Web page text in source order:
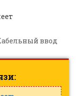
ввод